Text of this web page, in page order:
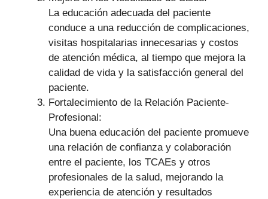
La educación adecuada del paciente
conduce a una reducción de complicaciones,
visitas hospitalarias innecesarias y costos
de atención médica, al tiempo que mejora la
calidad de vida y la satisfacción general del
paciente.
Fortalecimiento de la Relación Paciente-
Profesional:
Una buena educación del paciente promueve
una relación de confianza y colaboración
entre el paciente, los TCAEs y otros
profesionales de la salud, mejorando la
experiencia de atención y resultados